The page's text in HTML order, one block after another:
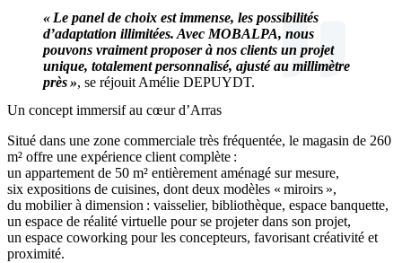
« Le panel de choix est immense, les possibilités
d’adaptation illimitées. Avec MOBALPA, nous
pouvons vraiment proposer à nos clients un projet
unique, totalement personnalisé, ajusté au millimètre
près », se réjouit Amélie DEPUYDT.
Un concept immersif au cœur d’Arras
Situé dans une zone commerciale très fréquentée, le magasin de 260
m² offre une expérience client complète :
un appartement de 50 m² entièrement aménagé sur mesure,
six expositions de cuisines, dont deux modèles « miroirs »,
du mobilier à dimension : vaisselier, bibliothèque, espace banquette,
un espace de réalité virtuelle pour se projeter dans son projet,
un espace coworking pour les concepteurs, favorisant créativité et
proximité.